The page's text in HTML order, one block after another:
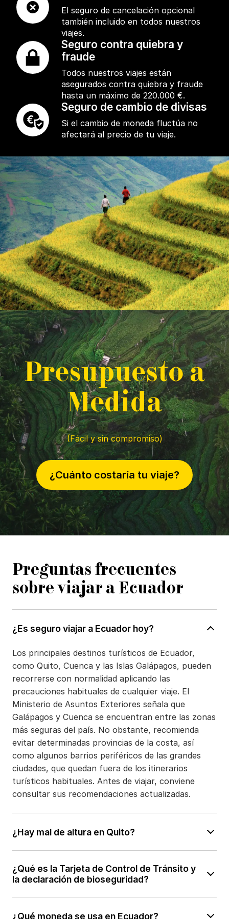
El seguro de cancelación opcional
también incluido en todos nuestros
viajes.
Seguro contra quiebra y
fraude
Todos nuestros viajes están
asegurados contra quiebra y fraude
hasta un máximo de 220.000 €.
Seguro de cambio de divisas
Si el cambio de moneda fluctúa no
afectará al precio de tu viaje.
Presupuesto a
Medida
(Fácil y sin compromiso)
¿Cuánto costaría tu viaje?
Preguntas frecuentes
sobre viajar a Ecuador
¿Es seguro viajar a Ecuador hoy?
Los principales destinos turísticos de Ecuador,
como Quito, Cuenca y las Islas Galápagos, pueden
recorrerse con normalidad aplicando las
precauciones habituales de cualquier viaje. El
Ministerio de Asuntos Exteriores señala que
Galápagos y Cuenca se encuentran entre las zonas
más seguras del país. No obstante, recomienda
evitar determinadas provincias de la costa, así
como algunos barrios periféricos de las grandes
ciudades, que quedan fuera de los itinerarios
turísticos habituales. Antes de viajar, conviene
consultar sus recomendaciones actualizadas.
¿Hay mal de altura en Quito?
de altitud, y otros lugares de la Sierra, como el
Parque Nacional Cotopaxi o la laguna del Quilotoa,
superan los 3.800 metros. La mayoría de los
¿Qué es la Tarjeta de Control de Tránsito y
la declaración de bioseguridad?
documento obligatorio para viajar a Galápagos, ya
¿Qué moneda se usa en Ecuador?